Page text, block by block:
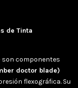
de Tinta
son componentes
doctor blade)
flexográfica. Su